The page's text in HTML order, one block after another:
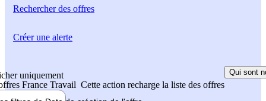
Rechercherdes offres
uniquement
France Travail Cette action recharge la liste des offres
Qui sont
Créer une alerte